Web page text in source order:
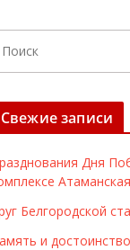
Свежие записи
Дня
Атаманская
Белгородской
и